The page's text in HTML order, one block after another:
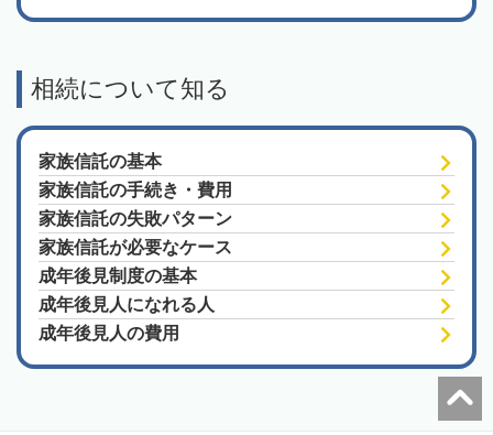
相続について知る
家族信託の基本
家族信託の手続き・費用
家族信託の失敗パターン
家族信託が必要なケース
成年後見制度の基本
成年後見人になれる人
成年後見人の費用